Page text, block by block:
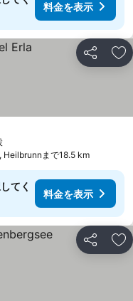
料金を表示
シェア お
Heilbrunnまで18.5 km
てく
料金を表示
シェア お